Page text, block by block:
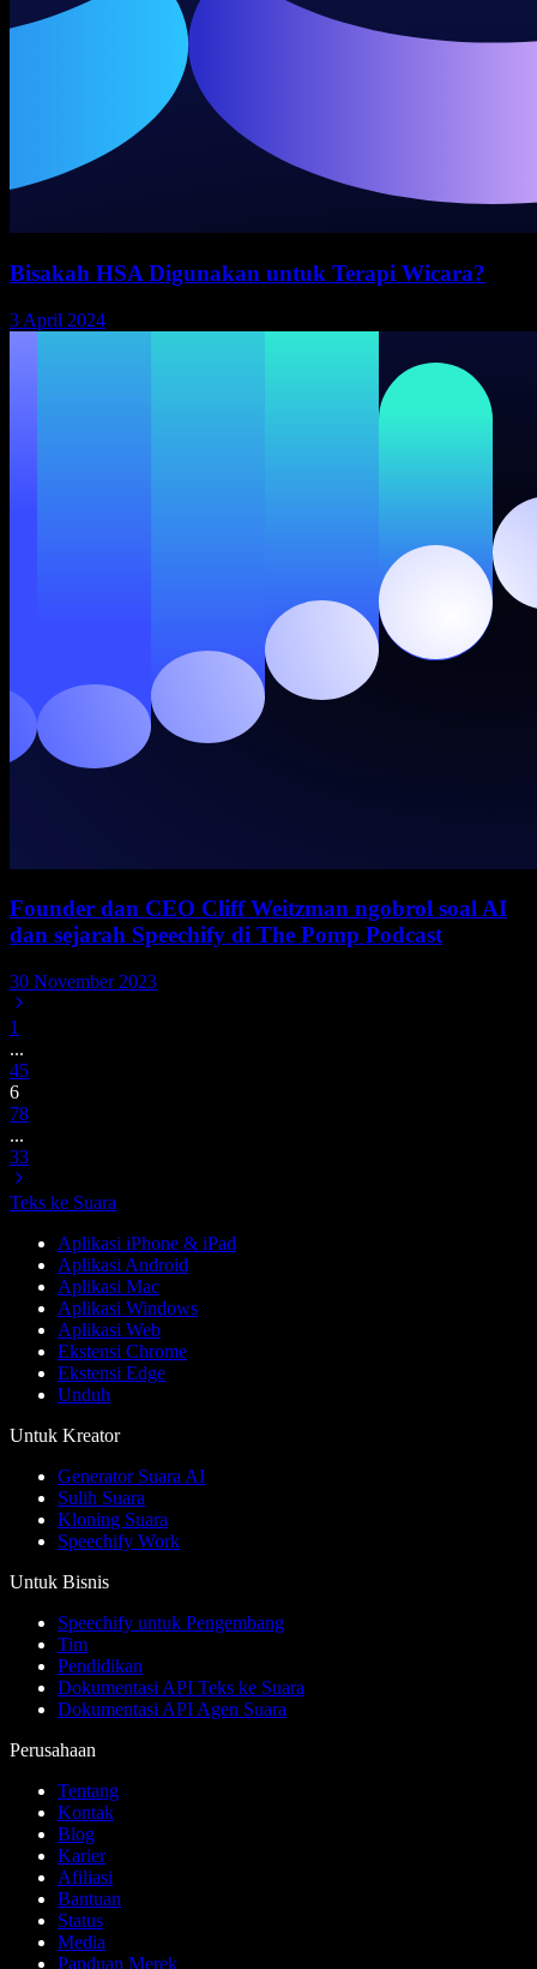
Bisakah HSA Digunakan untuk Terapi Wicara?
3 April 2024
Founder dan CEO Cliff Weitzman ngobrol soal AI
dan sejarah Speechify di The Pomp Podcast
30 November 2023
1
...
45
6
78
...
33
Teks ke Suara
Aplikasi iPhone & iPad
Aplikasi Android
Aplikasi Mac
Aplikasi Windows
Aplikasi Web
Ekstensi Chrome
Ekstensi Edge
Unduh
Untuk Kreator
Generator Suara AI
Sulih Suara
Kloning Suara
Speechify Work
Untuk Bisnis
Speechify untuk Pengembang
Tim
Pendidikan
Dokumentasi API Teks ke Suara
Dokumentasi API Agen Suara
Perusahaan
Tentang
Kontak
Blog
Karier
Afiliasi
Bantuan
Status
Media
Panduan Merek